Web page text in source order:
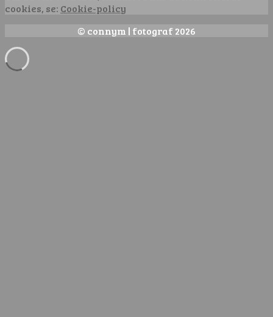
cookies, se: Cookie-policy
© connym | fotograf 2026